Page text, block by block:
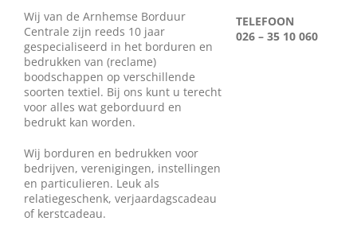
Diensten en produkten
Vacatures
Wij van de Arnhemse Borduur
Centrale zijn reeds 10 jaar
gespecialiseerd in het borduren en
bedrukken van (reclame)
boodschappen op verschillende
soorten textiel. Bij ons kunt u terecht
voor alles wat geborduurd en
bedrukt kan worden.
Wij borduren en bedrukken voor
bedrijven, verenigingen, instellingen
en particulieren. Leuk als
relatiegeschenk, verjaardagscadeau
of kerstcadeau.
TELEFOON
026 – 35 10 060